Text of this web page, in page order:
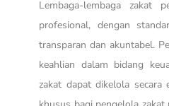
Lembaga-lembaga zakat
profesional, dengan
transparan dan akuntabel.
keahlian dalam bidang
zakat dapat dikelola secara